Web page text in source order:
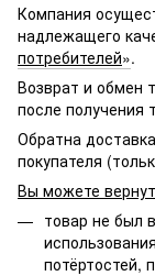
Компания
надлежащего
потребителей».
Возврат и обмен
после получения
Обратна
покупателя
Вы можете
товар не был
потёртостей,